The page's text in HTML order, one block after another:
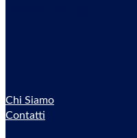
Chi Siamo
Contatti